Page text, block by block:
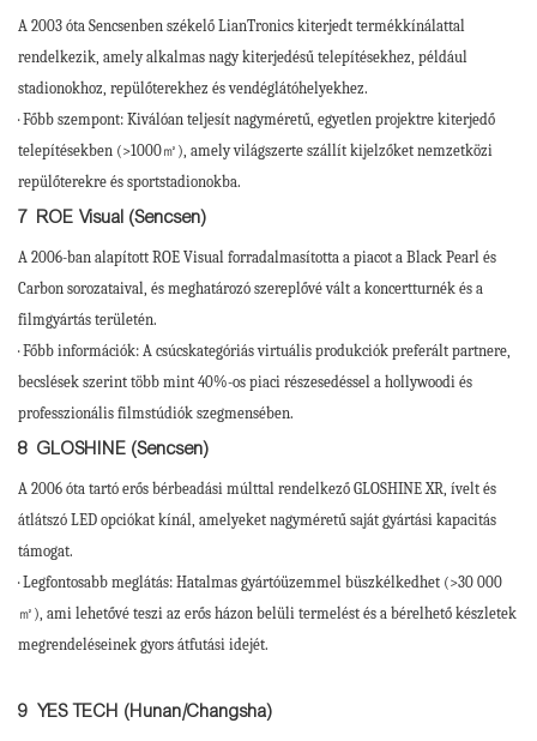
A 2003 óta Sencsenben székelő LianTronics kiterjedt termékkínálattal
rendelkezik, amely alkalmas nagy kiterjedésű telepítésekhez, például
stadionokhoz, repülőterekhez és vendéglátóhelyekhez.
· Főbb szempont: Kiválóan teljesít nagyméretű, egyetlen projektre kiterjedő
telepítésekben (>1000㎡), amely világszerte szállít kijelzőket nemzetközi
repülőterekre és sportstadionokba.
7 ROE Visual (Sencsen)
A 2006-ban alapított ROE Visual forradalmasította a piacot a Black Pearl és
Carbon sorozataival, és meghatározó szereplővé vált a koncertturnék és a
filmgyártás területén.
· Főbb információk: A csúcskategóriás virtuális produkciók preferált partnere,
becslések szerint több mint 40%-os piaci részesedéssel a hollywoodi és
professzionális filmstúdiók szegmensében.
8 GLOSHINE (Sencsen)
A 2006 óta tartó erős bérbeadási múlttal rendelkező GLOSHINE XR, ívelt és
átlátszó LED opciókat kínál, amelyeket nagyméretű saját gyártási kapacitás
támogat.
· Legfontosabb meglátás: Hatalmas gyártóüzemmel büszkélkedhet (>30 000
㎡), ami lehetővé teszi az erős házon belüli termelést és a bérelhető készletek
megrendeléseinek gyors átfutási idejét.
9 YES TECH (Hunan/Changsha)